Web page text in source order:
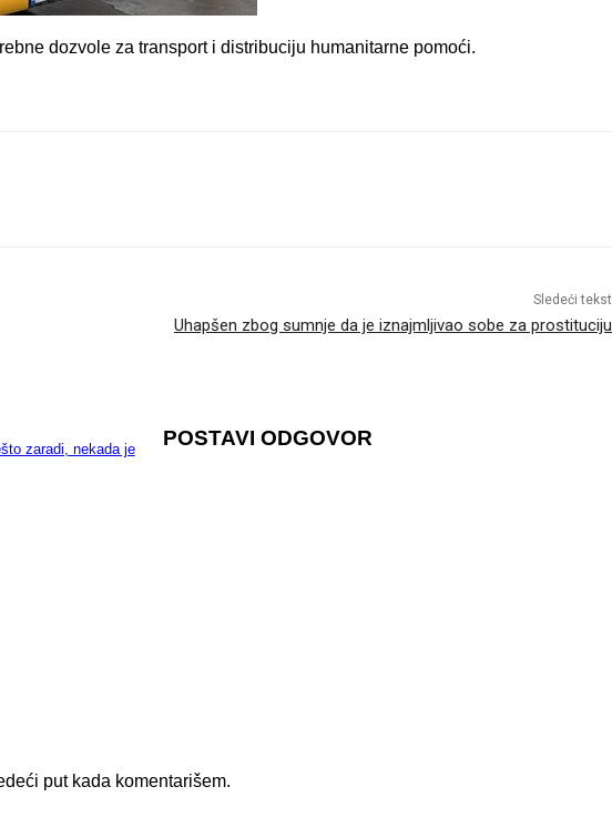
dozvole za transport i distribuciju humanitarne pomoći.
Sledeći tekst
Uhapšen zbog sumnje da je iznajmljivao sobe za prostituciju
zaradi, nekada je
POSTAVI ODGOVOR
put kada komentarišem.